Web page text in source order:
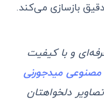
دقیق بازسازی می‌کند.
و با کیفیت
میدجورنی
دلخواهتان